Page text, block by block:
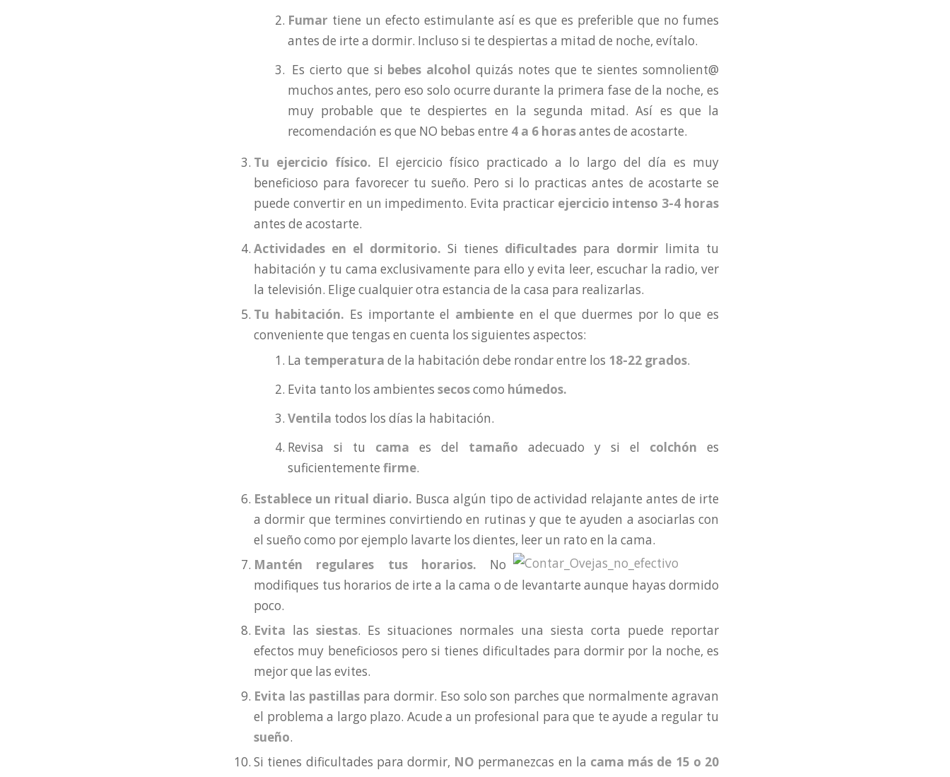
Fumar tiene un efecto estimulante así es que es preferible que no fumes
antes de irte a dormir. Incluso si te despiertas a mitad de noche, evítalo.
Es cierto que si bebes alcohol quizás notes que te sientes somnolient@
muchos antes, pero eso solo ocurre durante la primera fase de la noche, es
muy probable que te despiertes en la segunda mitad. Así es que la
recomendación es que NO bebas entre 4 a 6 horasantes de acostarte.
Tu ejercicio físico. El ejercicio físico practicado a lo largo del día es muy
beneficioso para favorecer tu sueño. Pero si lo practicas antes de acostarte se
puede convertir en un impedimento. Evita practicar ejercicio intenso 3-4 horas
antes de acostarte.
Actividades en el dormitorio. Si tienes dificultades para dormir limita tu
habitación y tu cama exclusivamente para ello y evita leer, escuchar la radio, ver
la televisión. Elige cualquier otra estancia de la casa para realizarlas.
Tu habitación. Es importante el ambiente en el que duermes por lo que es
conveniente que tengas en cuenta los siguientes aspectos:
La temperatura de la habitación debe rondar entre los 18-22 grados.
Evita tanto los ambientes secoscomo húmedos.
Ventila todos los días la habitación.
Revisa si tu cama es del tamaño adecuado y si el colchón es
suficientemente firme.
Establece un ritual diario. Busca algún tipo de actividad relajante antes de irte
a dormir que termines convirtiendo en rutinas y que te ayuden a asociarlas con
el sueño como por ejemplo lavarte los dientes, leer un rato en la cama.
Mantén regulares tus horarios. No
modifiques tus horarios de irte a la cama o de levantarte aunque hayas dormido
poco.
Evita lassiestas. Es situaciones normales una siesta corta puede reportar
efectos muy beneficiosos pero si tienes dificultades para dormir por la noche, es
mejor que las evites.
Evita las pastillas para dormir. Eso solo son parches que normalmente agravan
el problema a largo plazo. Acude a un profesional para que te ayude a regular tu
sueño.
Si tienes dificultades para dormir, NO permanezcas en la cama más de 15 o 20